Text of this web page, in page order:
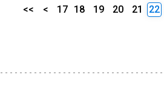
<< < 17 18 19 20 21 22